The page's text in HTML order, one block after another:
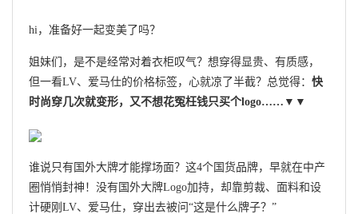
hi，准备好一起变美了吗？
姐妹们，是不是经常对着衣柜叹气？想穿得显贵、有质感，
但一看LV、爱马仕的价格标签，心就凉了半截？总觉得： 快
时尚穿几次就变形，又不想花冤枉钱只买个logo……▼▼
谁说只有国外大牌才能撑场面？这4个国货品牌，早就在中产
圈悄悄封神！没有国外大牌Logo加持，却靠剪裁、面料和设
计硬刚LV、爱马仕，穿出去被问“这是什么牌子？”